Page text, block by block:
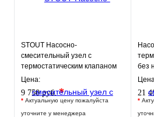
STOUT Насосно-
смесительный узел с
термостатическим клапаном
20-43°C и
жидкокристаллическим
термомет
Цена:
9 750 руб.*
* Актуальную цену пожалуйста
уточните у менеджера
без
21
*